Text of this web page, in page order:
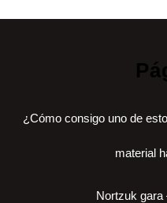
¿Cómo consigo uno de
material
Nortzuk gara